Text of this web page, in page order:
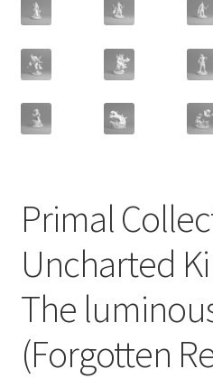
Primal
Uncharted
The
(Forgotten